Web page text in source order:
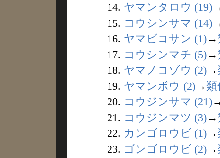
14. ヤマンタロウ (19)
15. コウシンサマ (14)
16. ヤマビコサン (1)→
17. コウシンマチ (5)→
18. ヤマノコゾウ (2)→
19. ヤマンボウ (2)→ 類
20. コウジンサマ (21)
21. コウジンマツ (3)→
22. カンゴロウビ (1)→
23. ゴンゴロウビ (2)→